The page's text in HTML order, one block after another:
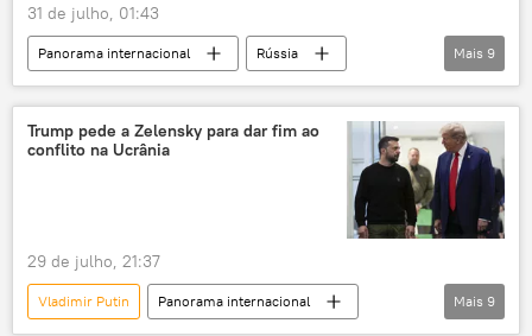
31 de julho, 01:43
Panorama internacional
Rússia
Europa
Maria Zakharova
Sergei Lavrov
Kaja Kallas
Federação da Rússia
Ministério das Relações Exteriores
Mais 9
Trump pede a Zelensky para dar fim ao
conflito na Ucrânia
29 de julho, 21:37
Vladimir Putin
Panorama internacional
Mais 9